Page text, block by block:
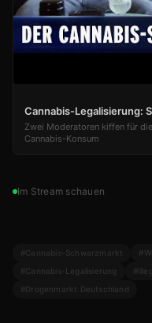
Cannabis-Legalisierung:
Zwei Moderatoren kiffen für
Cannabis-Konsum
Im Stream schauen
#Cannabis-Schwarzmarkt
#Cannabis-Legalisierung
#Drogenmarkt Deutschland